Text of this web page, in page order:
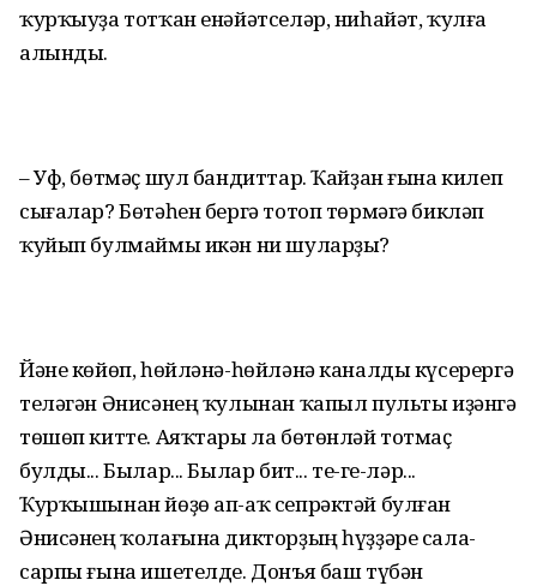
ҡурҡыуҙа тотҡан енәйәтселәр, ниһайәт, ҡулға
алынды.
– Уф, бөтмәҫ шул бандиттар. Ҡайҙан ғына килеп
сығалар? Бөтәһен бергә тотоп төрмәгә бикләп
ҡуйып булмаймы икән ни шуларҙы?
Йәне көйөп, һөйләнә-һөйләнә каналды күсерергә
теләгән Әнисәнең ҡулынан ҡапыл пульты иҙәнгә
төшөп китте. Аяҡтары ла бөтөнләй тотмаҫ
булды... Былар... Былар бит... те-ге-ләр...
Ҡурҡышынан йөҙө ап-аҡ сепрәктәй булған
Әнисәнең ҡолағына дикторҙың һүҙҙәре сала-
сарпы ғына ишетелде. Донъя баш түбән